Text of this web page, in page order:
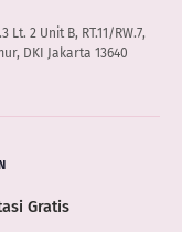
2 Unit B, RT.11/RW.7,
DKI Jakarta 13640
Gratis